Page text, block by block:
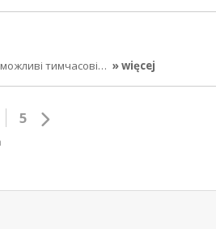
тимчасові… » więcej
5